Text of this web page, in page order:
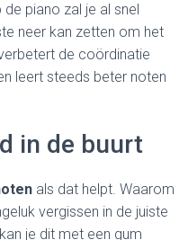
piano zal je al snel
neer kan zetten om het
de coördinatie
leert steeds beter noten
in de buurt
als dat helpt. Waarom
vergissen in de juiste
je dit met een gum